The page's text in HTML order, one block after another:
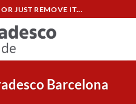
JUST REMOVE IT...
Barcelona